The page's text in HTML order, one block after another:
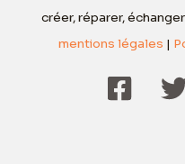
créer, réparer,
mentions légales |